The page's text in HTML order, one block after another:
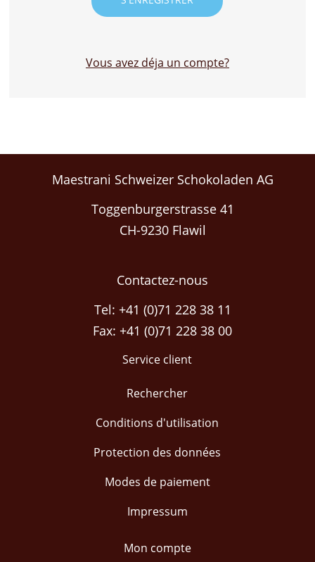
Vous avez déja un compte?
Maestrani Schweizer Schokoladen AG
Toggenburgerstrasse 41
CH-9230 Flawil
Contactez-nous
Tel: +41 (0)71 228 38 11
Fax: +41 (0)71 228 38 00
Service client
Rechercher
Conditions d'utilisation
Protection des données
Modes de paiement
Impressum
Mon compte